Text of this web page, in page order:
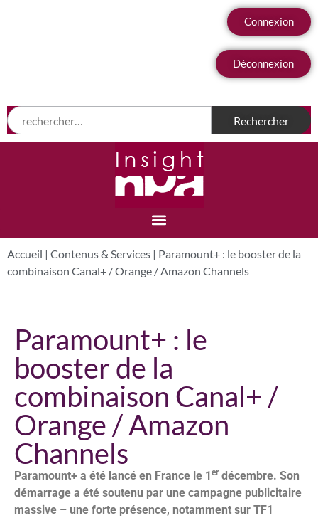
Connexion
Déconnexion
Accueil | Contenus & Services | Paramount+ : le booster de la
combinaison Canal+ / Orange / Amazon Channels
Paramount+ : le
booster de la
combinaison Canal+ /
Orange / Amazon
Channels
Paramount+ a été lancé en France le 1 er décembre. Son
démarrage a été soutenu par une campagne publicitaire
massive – une forte présence, notamment sur TF1